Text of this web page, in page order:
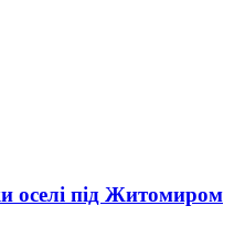
оселі під Житомиром